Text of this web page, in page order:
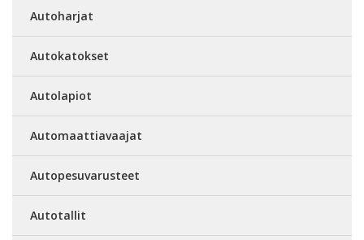
Autoharjat
Autokatokset
Autolapiot
Automaattiavaajat
Autopesuvarusteet
Autotallit